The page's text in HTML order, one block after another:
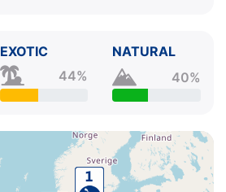
EXOTIC
44%
NATURAL
40%